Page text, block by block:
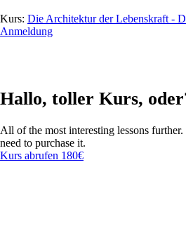
Kurs: Die Architektur der Lebenskraft -
Anmeldung
Hallo, toller Kurs,
All of the most interesting lessons
need to purchase it.
Kurs abrufen 180€